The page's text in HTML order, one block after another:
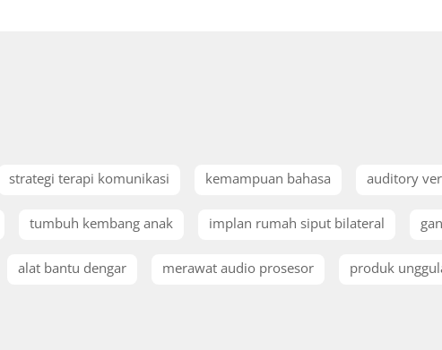
strategi terapi komunikasi kemampuan bahasa auditory
tumbuh kembang anak implan rumah siput bilateral
alat bantu dengar merawat audio prosesor produk